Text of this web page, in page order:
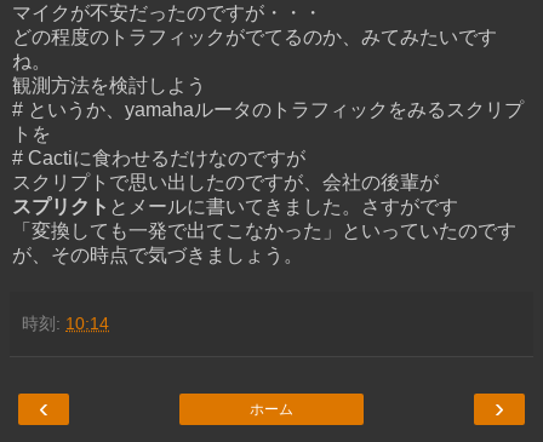
マイクが不安だったのですが・・・
どの程度のトラフィックがでてるのか、みてみたいです
ね。
観測方法を検討しよう
# というか、yamahaルータのトラフィックをみるスクリプ
トを
# Cactiに食わせるだけなのですが
スクリプトで思い出したのですが、会社の後輩が
スプリクト とメールに書いてきました。さすがです
「変換しても一発で出てこなかった」といっていたのです
が、その時点で気づきましょう。
時刻: 10:14
‹ ›
ホーム